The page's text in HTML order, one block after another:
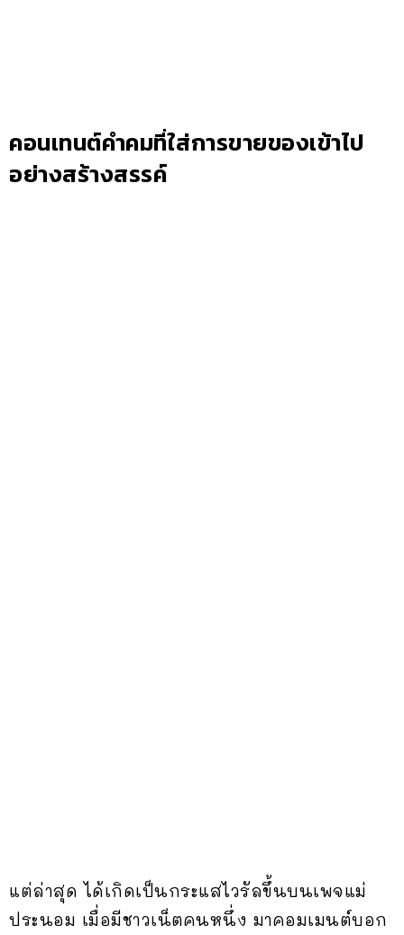
คอนเทนต์คำคมที่ใส่การขายของเข้าไป
อย่างสร้างสรรค์
แต่ล่าสุด ได้เกิดเป็นกระแสไวรัลขึ้นบนเพจแม่
ประนอม เมื่อมีชาวเน็ตคนหนึ่ง มาคอมเมนต์บอก